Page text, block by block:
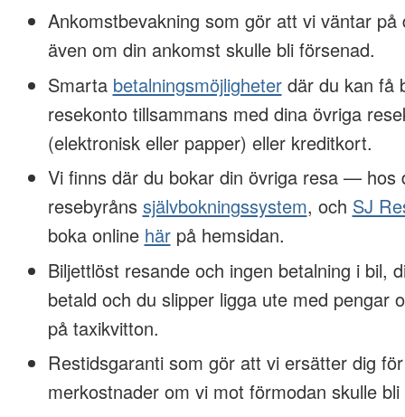
Ankomstbevakning som gör att vi väntar på
även om din ankomst skulle bli försenad.
Smarta betalningsmöjligheterdär du kan få
resekonto tillsammans med dina övriga
(elektronisk eller papper) eller kreditkort.
Vi finns där du bokar din övriga resa — hos
resebyråns självbokningssystem, och SJ
boka online härpå hemsidan.
Biljettlöst resande och ingen betalning i bil,
betald och du slipper ligga ute med pengar
på taxikvitton.
Restidsgaranti som gör att vi ersätter dig
merkostnader om vi mot förmodan skulle